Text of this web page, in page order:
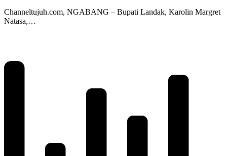
Channeltujuh.com, NGABANG – Bupati Landak, Karolin Margret
Natasa,…